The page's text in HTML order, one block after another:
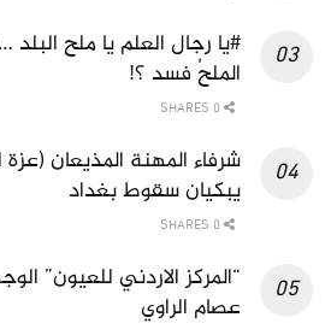
#يا رجال العلم يا ملح
الملحُ فسد ؟!
شرفاء المهنة المذيعان
يبكيان سقوط بغداد
“المركز الاردني للعيون”
عصام الراوي